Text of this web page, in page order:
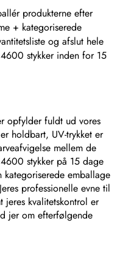
produkterne efter
+ kategoriserede
og afslut hele
stykker inden for 15
opfylder fuldt ud vores
holdbart, UV-trykket er
mellem de
stykker på 15 dage
emballage
professionelle evne til
kvalitetskontrol er
jer om efterfølgende